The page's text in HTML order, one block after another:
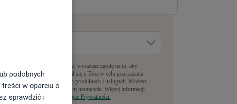
Wypełniając ten formularz, wyrażasz zgodę na to, aby
ZnanyLekarz kontaktował się z Tobą w celu przekazania
informacji o powiązanych produktach i usługach. Możesz
zrezygnować w dowolnym momencie. Więcej informacji
znajdziesz w naszej
Polityce Prywatności.
podobnych
w oparciu o
sprawdzić i